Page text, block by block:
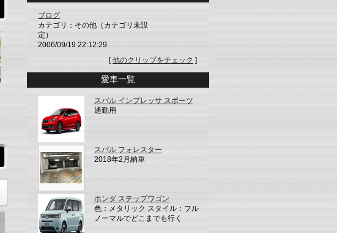
ブログ
カテゴリ：その他（カテゴリ未設
定）
2006/09/19 22:12:29
[他のクリップをチェック ]
愛車一覧
スバル インプレッサ スポーツ
通勤用
スバル フォレスター
2018年2月納車
ホンダ ステップワゴン
色：メタリック スタイル：フル
ノーマルでどこまでも行く